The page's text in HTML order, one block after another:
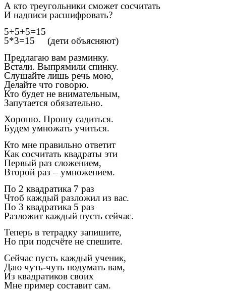
А кто треугольники сможет сосчитать
И надписи расшифровать?
5+5+5=15
5*3=15 (дети объясняют)
Предлагаю вам разминку.
Встали. Выпрямили спинку.
Слушайте лишь речь мою,
Делайте что говорю.
Кто будет не внимательным,
Запутается обязательно.
Хорошо. Прошу садиться.
Будем умножать учиться.
Кто мне правильно ответит
Как сосчитать квадраты эти
Первый раз сложением,
Второй раз – умножением.
По 2 квадратика 7 раз
Чтоб каждый разложил из вас.
По 3 квадратика 5 раз
Разложит каждый пусть сейчас.
Теперь в тетрадку запишите,
Но при подсчёте не спешите.
Сейчас пусть каждый ученик,
Даю чуть-чуть подумать вам,
Из квадратиков своих
Мне пример составит сам.